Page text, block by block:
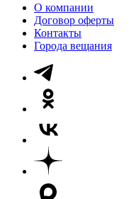
О компании
Договор оферты
Контакты
Города вещания